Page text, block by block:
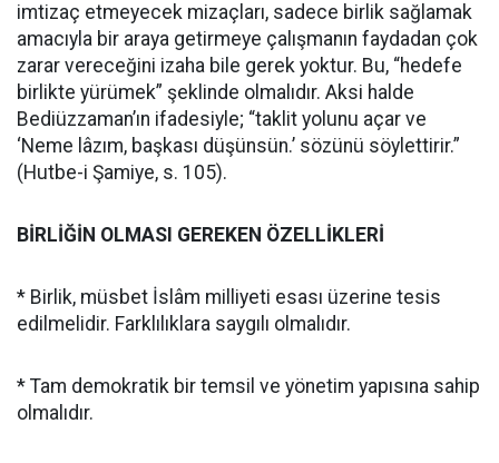
imtizaç etmeyecek mizaçları, sadece birlik sağlamak
amacıyla bir araya getirmeye çalışmanın faydadan çok
zarar vereceğini izaha bile gerek yoktur. Bu, “hedefe
birlikte yürümek” şeklinde olmalıdır. Aksi halde
Bediüzzaman’ın ifadesiyle; “taklit yolunu açar ve
‘Neme lâzım, başkası düşünsün.’ sözünü söylettirir.”
(Hutbe-i Şamiye, s. 105).
BİRLİĞİN OLMASI GEREKEN ÖZELLİKLERİ
* Birlik, müsbet İslâm milliyeti esası üzerine tesis
edilmelidir. Farklılıklara saygılı olmalıdır.
* Tam demokratik bir temsil ve yönetim yapısına sahip
olmalıdır.